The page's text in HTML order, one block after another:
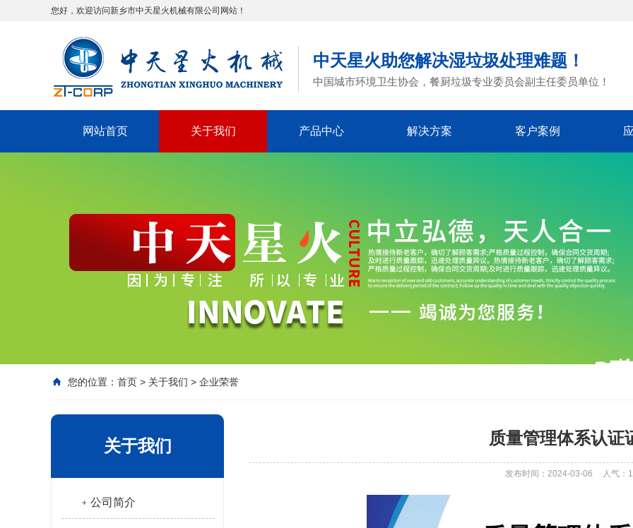
您好，欢迎访问新乡市中天星火机械有限公司网站！
中天星火助您解决湿垃圾处理难题！
中国城市环境卫生协会，餐厨垃圾专业委员会副主任委员单位！
网站首页 关于我们 产品中心 解决方案 客户案例
您的位置： 首页 > 关于我们 > 企业荣誉
关于我们
﹢公司简介
质量管理体系认证
发布时间：2024-03-06 人气：